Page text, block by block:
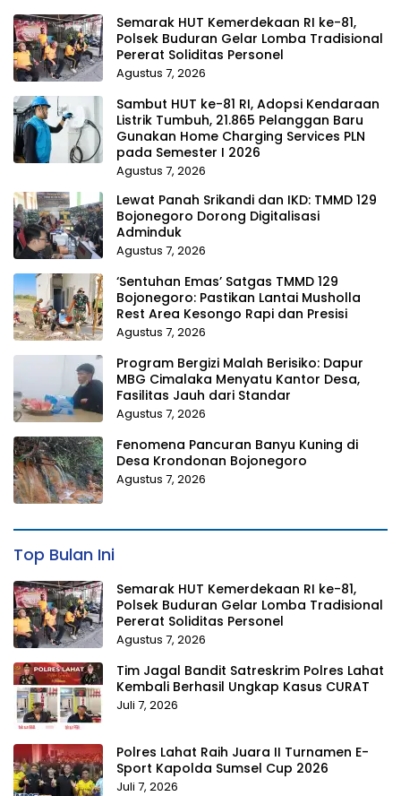
Semarak HUT Kemerdekaan RI ke-81,
Polsek Buduran Gelar Lomba Tradisional
Pererat Soliditas Personel
Agustus 7, 2026
Sambut HUT ke-81 RI, Adopsi Kendaraan
Listrik Tumbuh, 21.865 Pelanggan Baru
Gunakan Home Charging Services PLN
pada Semester I 2026
Agustus 7, 2026
Lewat Panah Srikandi dan IKD: TMMD 129
Bojonegoro Dorong Digitalisasi
Adminduk
Agustus 7, 2026
‘Sentuhan Emas’ Satgas TMMD 129
Bojonegoro: Pastikan Lantai Musholla
Rest Area Kesongo Rapi dan Presisi
Agustus 7, 2026
Program Bergizi Malah Berisiko: Dapur
MBG Cimalaka Menyatu Kantor Desa,
Fasilitas Jauh dari Standar
Agustus 7, 2026
Fenomena Pancuran Banyu Kuning di
Desa Krondonan Bojonegoro
Agustus 7, 2026
Top Bulan Ini
Semarak HUT Kemerdekaan RI ke-81,
Polsek Buduran Gelar Lomba Tradisional
Pererat Soliditas Personel
Agustus 7, 2026
Tim Jagal Bandit Satreskrim Polres Lahat
Kembali Berhasil Ungkap Kasus CURAT
Juli 7, 2026
Polres Lahat Raih Juara II Turnamen E-
Sport Kapolda Sumsel Cup 2026
Juli 7, 2026